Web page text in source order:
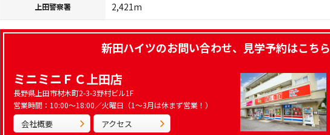
上田警察署 2,421m
新田ハイツのお問い合わせ、見学予約はこちら
ミニミニＦＣ上田店
長野県上田市材木町2-3-3野村ビル1F
営業時間：10:00～18:00／火曜日（1～3月は休まず営業！）
会社概要 アクセス